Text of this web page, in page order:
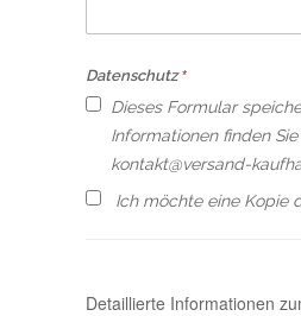
Datenschutz
Dieses Formular
Informationen finden
kontakt@versand-
Ich möchte eine Kopie
Detaillierte Informationen